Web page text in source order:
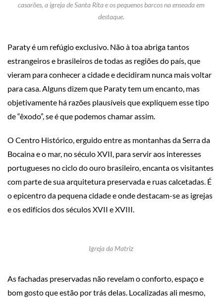
casarões, a igreja de Santa Rita e os pequenos barcos na enseada em
destaque.
Paraty é um refúgio exclusivo. Não à toa abriga tantos
estrangeiros e brasileiros de todas as regiões do país, que
vieram para conhecer a cidade e decidiram nunca mais voltar
para casa. Alguns dizem que Paraty tem um encanto, mas
objetivamente há razões plausíveis que expliquem esse tipo
de “êxodo”, se é que podemos chamar assim.
O Centro Histórico, erguido entre as montanhas da Serra da
Bocaina e o mar, no século XVII, para servir aos interesses
portugueses no ciclo do ouro brasileiro, encanta os visitantes
com parte de sua arquitetura preservada e ruas calcetadas. É
o epicentro da pequena cidade e onde destacam-se as igrejas
e os edifícios dos séculos XVII e XVIII.
Igreja da Matriz
As fachadas preservadas não revelam o conforto, espaço e
bom gosto que estão por trás delas. Localizadas ali mesmo,